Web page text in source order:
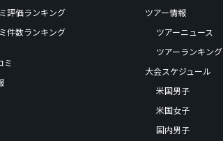
評価ランキング
件数ランキング
ミ
ツアー情報
ツアーニュース
ツアーランキング
大会スケジュール
米国男子
米国女子
国内男子